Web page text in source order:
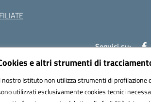
e altri strumenti di
nostro Istituto non utilizza strumenti di profilazione
utilizzati esclusivamente cookies tecnici
Seguici su: